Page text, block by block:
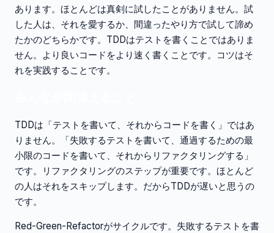
あります。ほとんどは真剣に試したことがありません。試
した人は、それを愛するか、間違ったやり方で試して諦め
たかのどちらかです。TDDはテストを書くことではありま
せん。より良いコードをより速く書くことです。コツはそ
れを実践することです。
TDDは「テストを書いて、それからコードを書く」ではあ
りません。「失敗するテストを書いて、通過するための最
小限のコードを書いて、それからリファクタリングする」
です。リファクタリングのステップが重要です。ほとんど
の人はそれをスキップします。だからTDDが遅いと思うの
です。
Red-Green-Refactorがサイクルです。失敗するテストを書